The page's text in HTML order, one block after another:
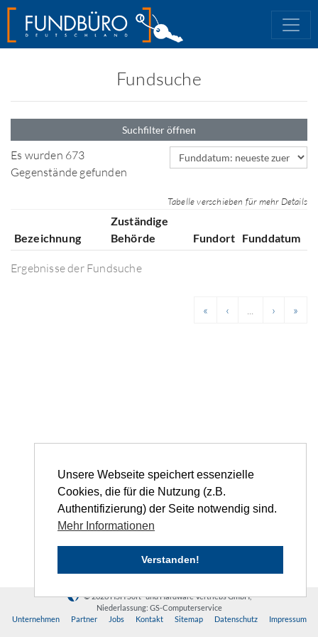
Unsere Webseite speichert essenzielle
Cookies, die für die Nutzung (z.B.
Authentifizierung) der Seite notwendig sind.
Mehr Informationen
Verstanden!
Fundsuche
Suchfilter öffnen
Es wurden 673
Gegenstände gefunden
Sortierfeld
Tabelle verschieben für mehr Details
Ergebnisse der Fundsuche
Bezeichnung
Zuständige
Behörde
Fundort Funddatum
« ‹ ... › »
© 2026 HSH Soft- und Hardware Vertriebs GmbH,
Niederlassung: GS-Computerservice
Unternehmen
Partner Jobs Kontakt Sitemap Datenschutz Impressum